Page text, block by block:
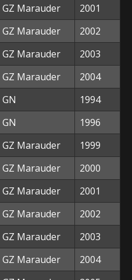
GZ Marauder
2001
GZ Marauder
2002
GZ Marauder
2003
GZ Marauder
2004
GN
1994
GN
1996
GZ Marauder
1999
GZ Marauder
2000
GZ Marauder
2001
GZ Marauder
2002
GZ Marauder
2003
GZ Marauder
2004